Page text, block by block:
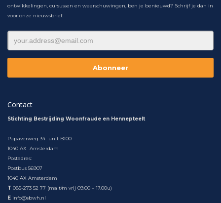
ontwikkelingen, cursussen en waarschuwingen, ben je benieuwd? Schrijf je dan in
voor onze nieuwsbrief.
Contact
Stichting Bestrijding Woonfraude en Hennepteelt
Papaverweg 34 unit B100
1040 AX Amsterdam
Postadres:
Postbus 56907
1040 AX Amsterdam
T 085-273 52 77 (ma t/m vrij 09.00 – 17.00u)
E info@sbwh.nl